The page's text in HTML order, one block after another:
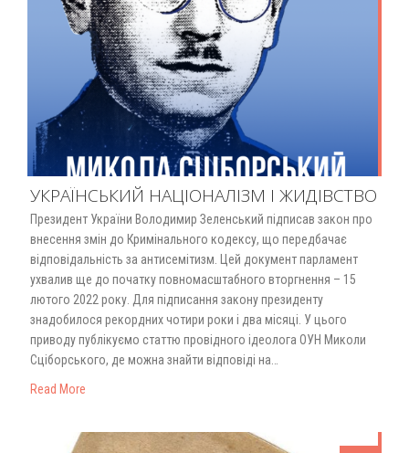
УКРАЇНСЬКИЙ НАЦІОНАЛІЗМ І ЖИДІВСТВО
Президент України Володимир Зеленський підписав закон про
внесення змін до Кримінального кодексу, що передбачає
відповідальність за антисемітизм. Цей документ парламент
ухвалив ще до початку повномасштабного вторгнення – 15
лютого 2022 року. Для підписання закону президенту
знадобилося рекордних чотири роки і два місяці. У цього
приводу публікуємо статтю провідного ідеолога ОУН Миколи
Сціборського, де можна знайти відповіді на…
Read More